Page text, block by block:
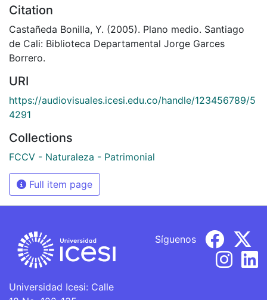
Citation
Castañeda Bonilla, Y. (2005). Plano medio. Santiago
de Cali: Biblioteca Departamental Jorge Garces
Borrero.
URI
https://audiovisuales.icesi.edu.co/handle/123456789/5
4291
Collections
FCCV - Naturaleza - Patrimonial
Full item page
Universidad Icesi: Calle
Síguenos